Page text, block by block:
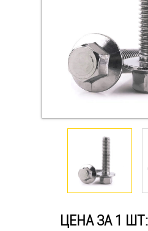
Крюки, кольца с
Крюки, кольца с
Оснастка и аксессуары
ЦЕНА ЗА 1